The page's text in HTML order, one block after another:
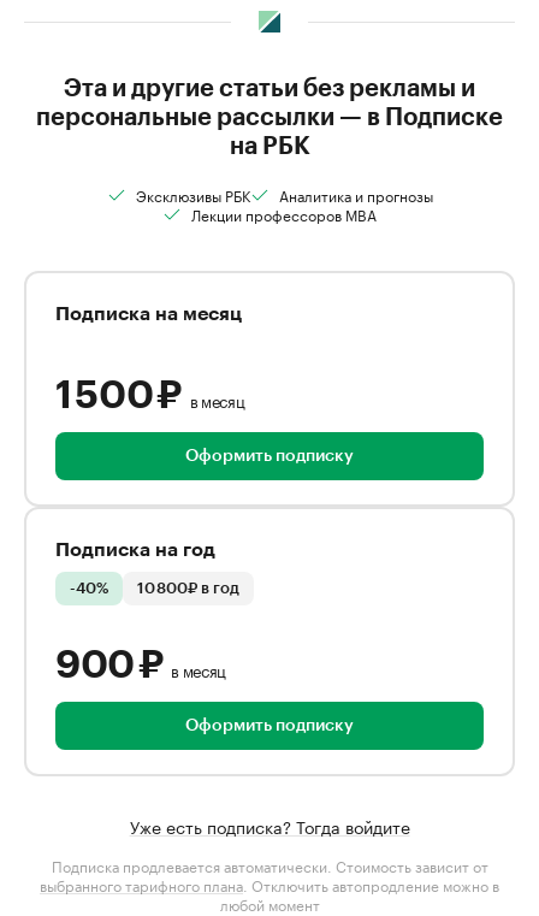
Эта и другие статьи без рекламы и
персональные рассылки — в Подписке
на РБК
Эксклюзивы РБК
Аналитика и прогнозы
Лекции профессоров MBA
Подписка на месяц
1 500 ₽ в месяц
Оформить подписку
Подписка на год
-40% 10 800₽ в год
900 ₽ в месяц
Оформить подписку
Уже есть подписка? Тогда войдите
Подписка продлевается автоматически. Стоимость зависит от
выбранного тарифного плана . Отключить автопродление можно в
любой момент